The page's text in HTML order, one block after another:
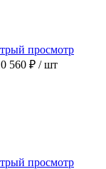
просмотр
560 ₽ / шт
просмотр